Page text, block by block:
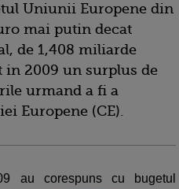
Uniunii Europene din
mai putin decat
de 1,408 miliarde
in 2009 un surplus de
urmand a fi a
Europene (CE).
au corespuns cu bugetul